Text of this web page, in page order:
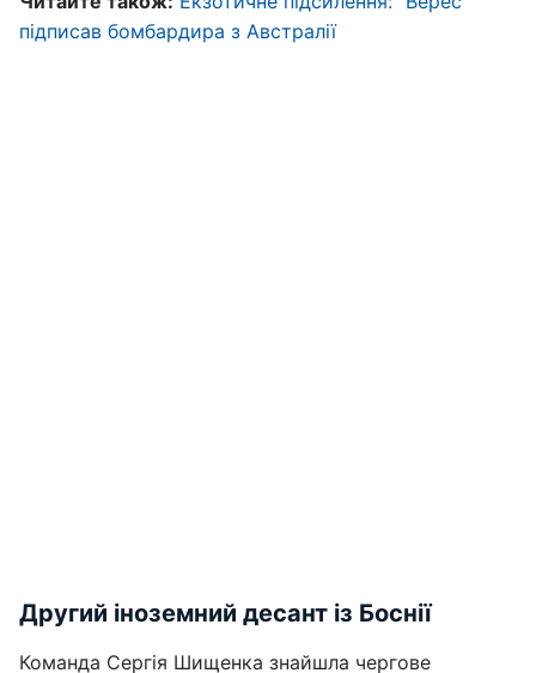
підписав бомбардира з Австралії
Другий іноземний десант із Боснії
Команда Сергія Шищенка знайшла чергове